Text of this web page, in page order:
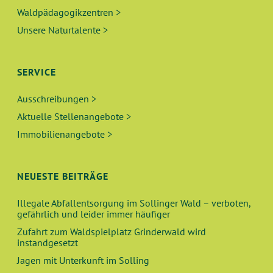
Waldpädagogikzentren >
Unsere Naturtalente >
SERVICE
Ausschreibungen >
Aktuelle Stellenangebote >
Immobilienangebote >
NEUESTE BEITRÄGE
Illegale Abfallentsorgung im Sollinger Wald – verboten,
gefährlich und leider immer häufiger
Zufahrt zum Waldspielplatz Grinderwald wird
instandgesetzt
Jagen mit Unterkunft im Solling